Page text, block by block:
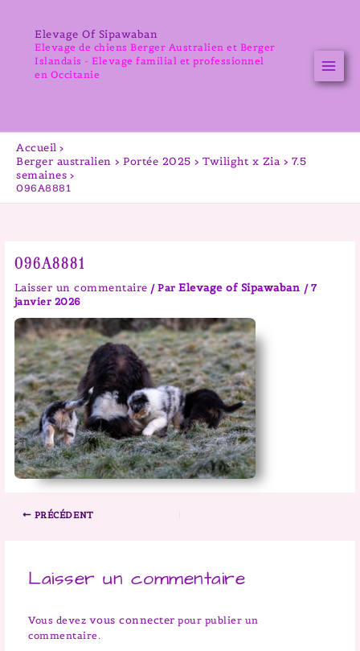
contenuElevage Of Sipawaban
Elevage de chiens Berger Australien et Berger
Islandais - Elevage familial et professionnel
en Occitanie
Accueil
Berger australien > Portée 2025 > Twilight x Zia > 7.5
semaines
096A8881
096A8881
Laisser un commentaire / ParElevage of Sipawaban / 7
janvier 2026
PRÉCÉDENT
Laisser un commentaire
Vous devez vous connecter pour publier un
commentaire.